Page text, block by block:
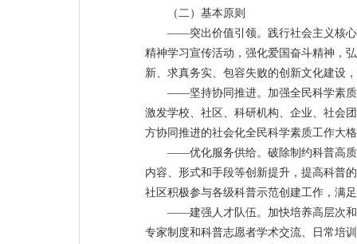
（二）基本原则
——突出价值引领。践行社会主义核心
精神学习宣传活动，强化爱国奋斗精神，
新、求真务实、包容失败的创新文化建设
——坚持协同推进。加强全民科学素质
激发学校、社区、科研机构、企业、社会
方协同推进的社会化全民科学素质工作大
——优化服务供给。破除制约科普高质
内容、形式和手段等创新提升，提高科普
社区积极参与各级科普示范创建工作，满
——建强人才队伍。加快培养高层次和
专家制度和科普志愿者学术交流、日常培